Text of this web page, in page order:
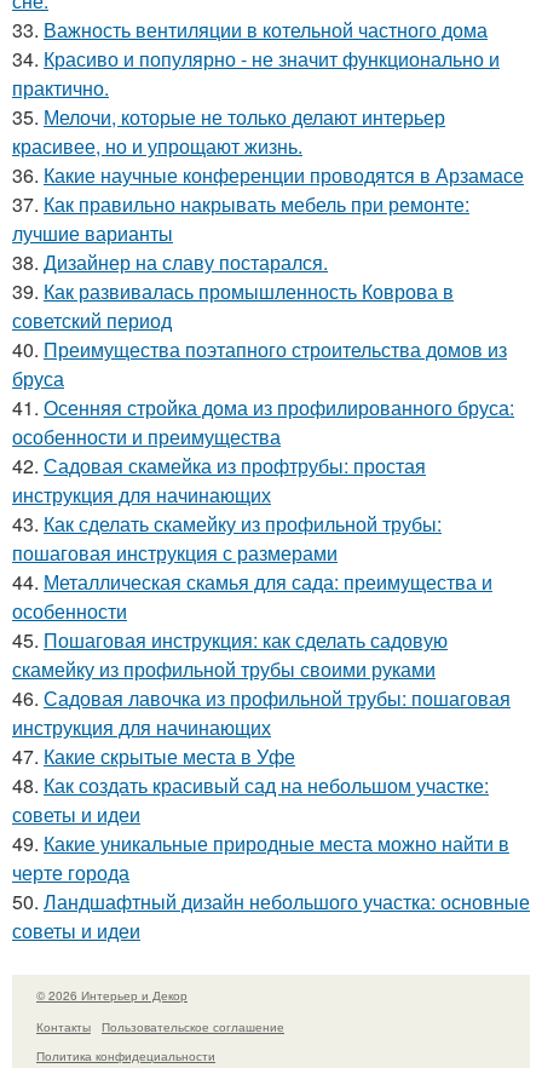
33. Важность вентиляции в котельной частного дома
34. Красиво и популярно - не значит функционально и
практично.
35. Мелочи, которые не только делают интерьер
красивее, но и упрощают жизнь.
36. Какие научные конференции проводятся в Арзамасе
37. Как правильно накрывать мебель при ремонте:
лучшие варианты
38. Дизайнер на славу постарался.
39. Как развивалась промышленность Коврова в
советский период
40. Преимущества поэтапного строительства домов из
бруса
41. Осенняя стройка дома из профилированного бруса:
особенности и преимущества
42. Садовая скамейка из профтрубы: простая
инструкция для начинающих
43. Как сделать скамейку из профильной трубы:
пошаговая инструкция с размерами
44. Металлическая скамья для сада: преимущества и
особенности
45. Пошаговая инструкция: как сделать садовую
скамейку из профильной трубы своими руками
46. Садовая лавочка из профильной трубы: пошаговая
инструкция для начинающих
47. Какие скрытые места в Уфе
48. Как создать красивый сад на небольшом участке:
советы и идеи
49. Какие уникальные природные места можно найти в
черте города
50. Ландшафтный дизайн небольшого участка: основные
советы и идеи
© 2026 Интерьер и Декор
Контакты
Пользовательское соглашение
Политика конфидециальности